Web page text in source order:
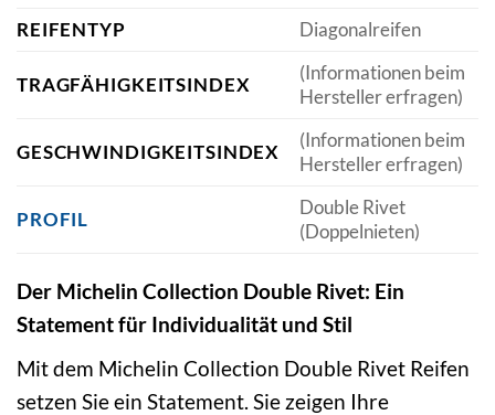
REIFENTYP
Diagonalreifen
TRAGFÄHIGKEITSINDEX
(Informationen beim
Hersteller erfragen)
GESCHWINDIGKEITSINDEX
(Informationen beim
Hersteller erfragen)
PROFIL
Double Rivet
(Doppelnieten)
Der Michelin Collection Double Rivet: Ein
Statement für Individualität und Stil
Mit dem Michelin Collection Double Rivet Reifen
setzen Sie ein Statement. Sie zeigen Ihre